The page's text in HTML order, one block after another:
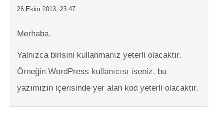
26 Ekim 2013, 23:47
Merhaba,
Yalnızca birisini kullanmanız yeterli olacaktır.
Örneğin WordPress kullanıcısı iseniz, bu
yazımızın içerisinde yer alan kod yeterli olacaktır.